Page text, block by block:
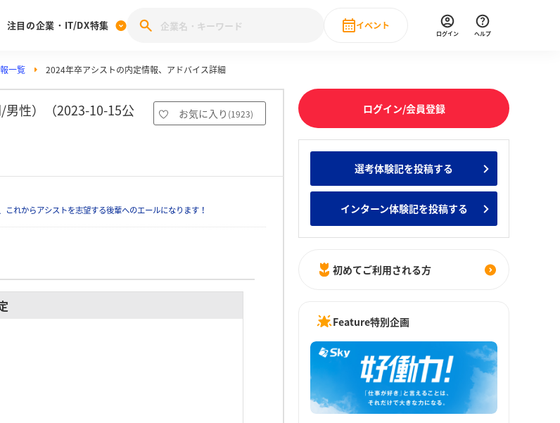
卒] 本選考体験記投稿キャンペーン
んなのDX企業就職ブランド調査
みんなの新卒就職人気企業ランキング みんなのインターン人気企業ランキ
注目の企業・IT/DX特集
28卒 IT・DX現場社員インタビュー
イベント
直近のイベント一覧
ログイン ヘルプ
一覧 2024年卒アシストの内定情報、アドバイス詳細
性）（2023-10-15公
お気に入り (1923)
れからアシストを志望する後輩へのエールになります！
ログイン/会員登録
選考体験記を投稿する
インターン体験記を投稿する
初めてご利用される方
Feature特別企画